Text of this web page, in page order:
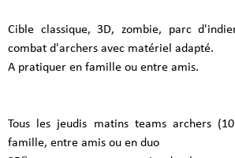
Cible classique, 3D, zombie, parc
combat d'archers avec matériel adapté.
A pratiquer en famille ou entre amis.
Tous les jeudis matins teams archers
famille, entre amis ou en duo